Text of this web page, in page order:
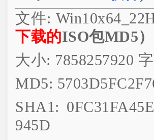
文件:
下载的ISO包MD5）
大小: 7858257920
MD5:
SHA1:
945D